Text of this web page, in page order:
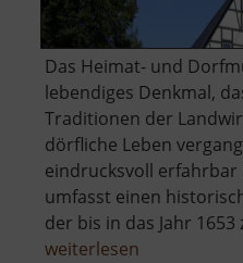
Das Heimat- und
lebendiges Denkmal,
Traditionen der
dörfliche Leben
eindrucksvoll erfahrbar
umfasst einen
der bis in das Jahr
weiterlesen